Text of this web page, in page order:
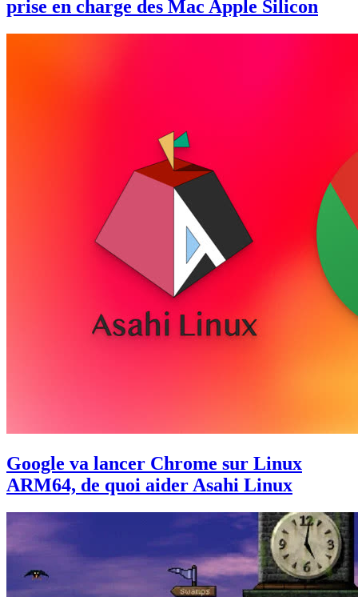
prise en charge des Mac Apple Silicon
Google va lancer Chrome sur Linux
ARM64, de quoi aider Asahi Linux